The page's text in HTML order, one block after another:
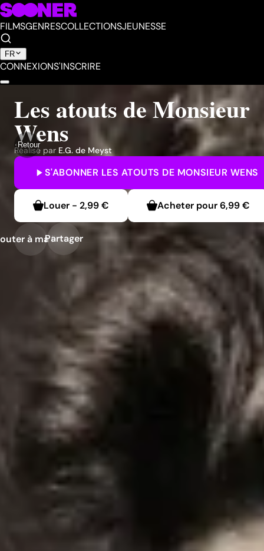
FILMSGENRESCOLLECTIONSJEUNESSE
FR
CONNEXIONS'INSCRIRE
Retour
Les atouts de Monsieur
Wens
Réalisé par E.G. de Meyst
S'ABONNER LES ATOUTS DE MONSIEUR WENS
Louer - 2,99 € Acheter pour6,99 €
à ma liste
Partager